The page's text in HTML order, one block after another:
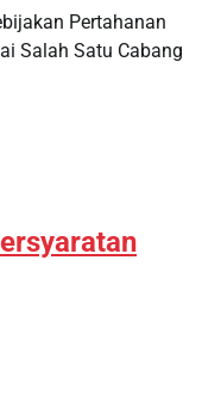
Pertahanan
Salah Satu Cabang